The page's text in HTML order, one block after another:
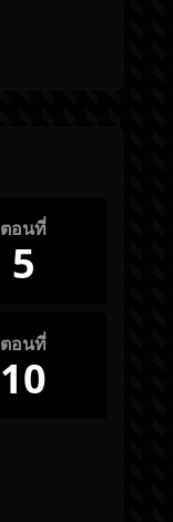
ตอนที่
5
ตอนที่
10